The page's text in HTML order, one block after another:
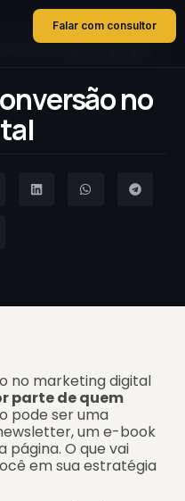
Falar com consultor
no
no marketing digital
parte de quem
pode ser uma
um e-book
página. O que vai
em sua estratégia